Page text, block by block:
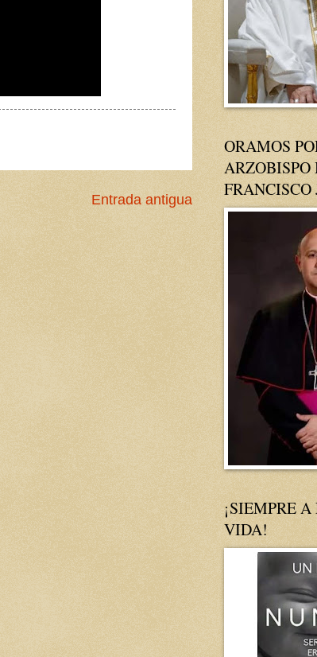
Entrada antigua
ORAMOS
ARZOBISPO
FRANCISCO
¡SIEMPRE
VIDA!